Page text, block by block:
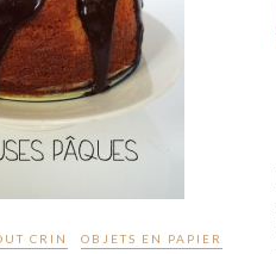
CRIN OBJETS EN PAPIER